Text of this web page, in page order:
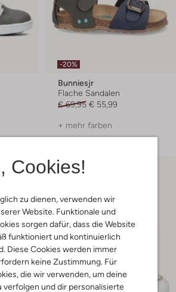
Cookies!
zu dienen, verwenden wir
Website. Funktionale und
sorgen dafür, dass die Website
funktioniert und kontinuierlich
Diese Cookies werden immer
keine Zustimmung. Für
die wir verwenden, um deine
verfolgen und dir personalisierte
-20%
Bunniesjr
Flache Sandalen
€ 69,95 € 55,99
+ mehr farben